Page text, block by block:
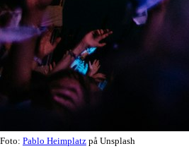
Foto: Pablo Heimplatz på Unsplash